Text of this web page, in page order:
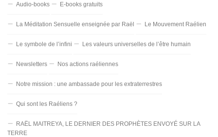
Audio-books E-books gratuits
La Méditation Sensuelle enseignée par Raël Le Mouvement Raélien
Le symbole de l’infini Les valeurs universelles de l’être humain
Newsletters Nos actions raéliennes
Notre mission : une ambassade pour les extraterrestres
Qui sont les Raéliens ?
RAËL MAITREYA, LE DERNIER DES PROPHÈTES ENVOYÉ SUR LA
TERRE